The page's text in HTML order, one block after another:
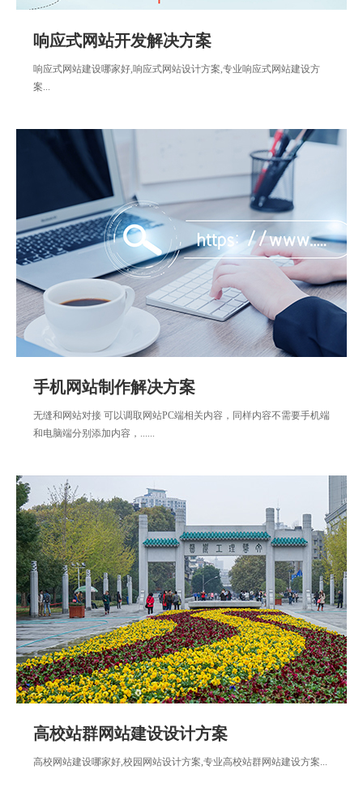
响应式网站开发解决方案
响应式网站建设哪家好,响应式网站设计方案,专业响应式网站建设方
案...
手机网站制作解决方案
无缝和网站对接 可以调取网站PC端相关内容，同样内容不需要手机端
和电脑端分别添加内容，......
高校站群网站建设设计方案
高校网站建设哪家好,校园网站设计方案,专业高校站群网站建设方案...